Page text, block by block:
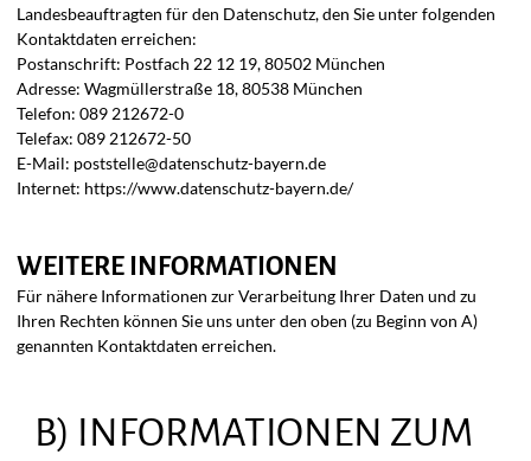
Landesbeauftragten für den Datenschutz, den Sie unter folgenden
Kontaktdaten erreichen:
Postanschrift: Postfach 22 12 19, 80502 München
Adresse: Wagmüllerstraße 18, 80538 München
Telefon: 089 212672-0
Telefax: 089 212672-50
E-Mail: poststelle@datenschutz-bayern.de
Internet: https://www.datenschutz-bayern.de/
WEITERE INFORMATIONEN
Für nähere Informationen zur Verarbeitung Ihrer Daten und zu
Ihren Rechten können Sie uns unter den oben (zu Beginn von A)
genannten Kontaktdaten erreichen.
B) INFORMATIONEN ZUM